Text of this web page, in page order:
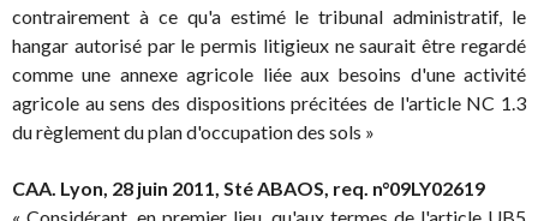
contrairement à ce qu'a estimé le tribunal administratif, le
hangar autorisé par le permis litigieux ne saurait être regardé
comme une annexe agricole liée aux besoins d'une activité
agricole au sens des dispositions précitées de l'article NC 1.3
du règlement du plan d'occupation des sols »
CAA. Lyon, 28 juin 2011, Sté ABAOS, req. n°09LY02619